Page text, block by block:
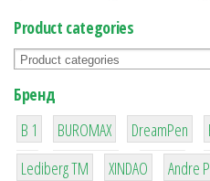
Product categories
Бренд
B 1
1
BUROMAX
1
DreamPen
3
Lediberg ТМ
3
XINDAO
1
Andre